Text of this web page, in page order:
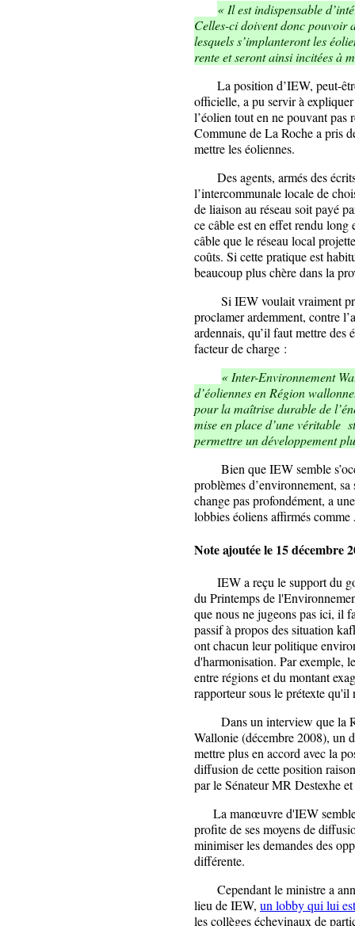
« Il est indispensable
Celles-ci doivent donc pouvoir
lesquels s’implanteront les
rente et seront ainsi incitées à
La position d’IEW, peut-
officielle, a pu servir à
l’éolien tout en ne pouvant pas
Commune de La Roche a pris
mettre les éoliennes.
Des agents, armés des
l’intercommunale locale de
de liaison au réseau soit payé
ce câble est en effet rendu
câble que le réseau local
coûts. Si cette pratique est
beaucoup plus chère dans la
Si IEW voulait vraiment
proclamer ardemment, contre
ardennais, qu’il faut mettre des
facteur de charge :
« Inter-Environnement
d’éoliennes en Région
pour la maîtrise durable de
mise en place d’une véritable
permettre un développement
Bien que IEW semble
problèmes d’environnement,
change pas profondément, a
lobbies éoliens affirmés
Noteajoutée le 15 décembre
IEW a reçu le support du
du Printemps de
que nous ne jugeons pas ici, il
passif à propos des situation
ont chacun leur politique
d'harmonisation. Par exemple,
entre régions et du montant
rapporteur sous le prétexte
Dans un interview que la
Wallonie (décembre 2008), un
mettre plus en accord avec la
diffusion de cette position
par le Sénateur MR Destexhe
La manœuvre d'IEW semble
profite de ses moyens de
minimiser les demandes des
différente.
Cependant le ministre a
lieu de IEW, un lobby qui lui
les collèges échevinaux de